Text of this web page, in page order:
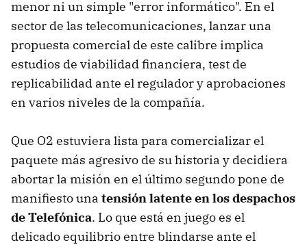
menor ni un simple "error informático". En el
sector de las telecomunicaciones, lanzar una
propuesta comercial de este calibre implica
estudios de viabilidad financiera, test de
replicabilidad ante el regulador y aprobaciones
en varios niveles de la compañía.
Que O2 estuviera lista para comercializar el
paquete más agresivo de su historia y decidiera
abortar la misión en el último segundo pone de
manifiesto una tensión latente en los despachos
de Telefónica. Lo que está en juego es el
delicado equilibrio entre blindarse ante el